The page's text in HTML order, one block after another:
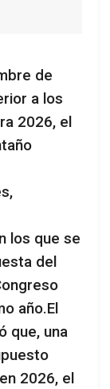
de
a los
2026, el
los que se
del
año.El
que, una
2026, el